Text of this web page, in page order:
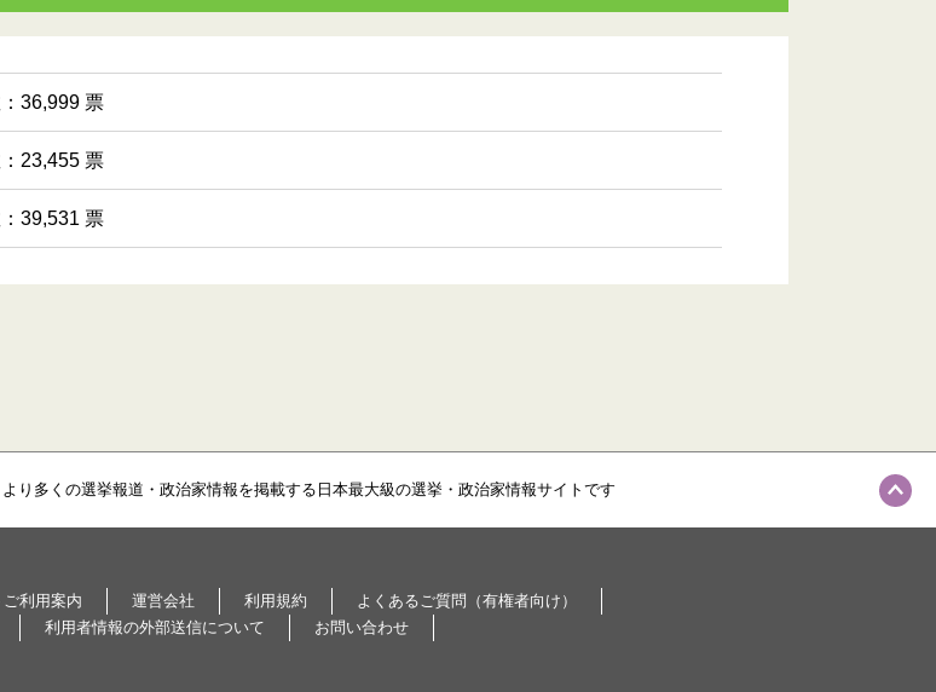
36,999 票
23,455 票
39,531 票
り多くの選挙報道・政治家情報を掲載する日本最大級の選挙・政治家情報サイトです
利用案内 運営会社 利用規約
よくあるご質問（有権者向け）
利用者情報の外部送信について お問い合わせ